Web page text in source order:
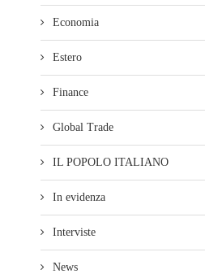
Economia
Estero
Finance
Global Trade
IL POPOLO ITALIANO
In evidenza
Interviste
News